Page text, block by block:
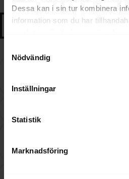
Dessa kan i sin tur kombinera
information som du har
Nödvändig
Inställningar
Statistik
Marknadsföring
search
innan jag går utanför